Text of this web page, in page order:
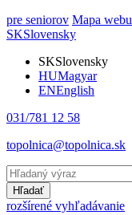
pre seniorov Mapa webu
SKSlovensky
SKSlovensky
HUMagyar
ENEnglish
031/781 12 58
topolnica@topolnica.sk
Hľadať
rozšírené vyhľadávanie